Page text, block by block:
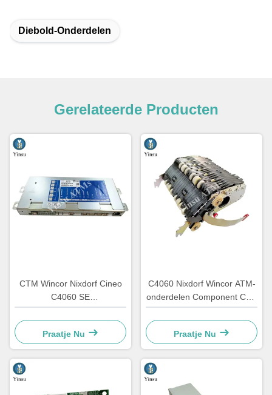
Diebold-Onderdelen
Gerelateerde Producten
CTM Wincor Nixdorf Cineo
C4060 SE
Automatenonderdelen
Speciale elektronica
1750147868
Praatje Nu
C4060 Nixdorf Wincor ATM-
onderdelen Component CRS
ATS Centralizatie-eenheid
AU-module 1750134478
Praatje Nu